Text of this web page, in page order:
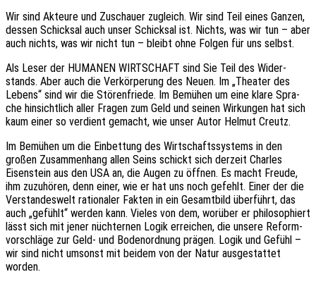
Wir sind Akteu­re und Zuschau­er zugleich. Wir sind Teil eines Ganzen,
dessen Schick­sal auch unser Schick­sal ist. Nichts, was wir tun – aber
auch nichts, was wir nicht tun – bleibt ohne Folgen für uns selbst.
Als Leser der HUMANEN WIRTSCHAFT sind Sie Teil des Wider­
stands. Aber auch die Verkör­pe­rung des Neuen. Im „Thea­ter des
Lebens“ sind wir die Stören­frie­de. Im Bemü­hen um eine klare Spra­
che hinsicht­lich aller Fragen zum Geld und seinen Wirkun­gen hat sich
kaum einer so verdient gemacht, wie unser Autor Helmut Creutz.
Im Bemü­hen um die Einbet­tung des Wirt­schafts­sys­tems in den
großen Zusam­men­hang allen Seins schickt sich derzeit Charles
Eisen­stein aus den USA an, die Augen zu öffnen. Es macht Freude,
ihm zuzu­hö­ren, denn einer, wie er hat uns noch gefehlt. Einer der die
Verstan­des­welt ratio­na­ler Fakten in ein Gesamt­bild über­führt, das
auch „gefühlt“ werden kann. Vieles von dem, worüber er philo­so­phiert
lässt sich mit jener nüch­ter­nen Logik errei­chen, die unsere Reform­
vor­schlä­ge zur Geld- und Boden­ord­nung prägen. Logik und Gefühl –
wir sind nicht umsonst mit beidem von der Natur ausge­stat­tet
worden.